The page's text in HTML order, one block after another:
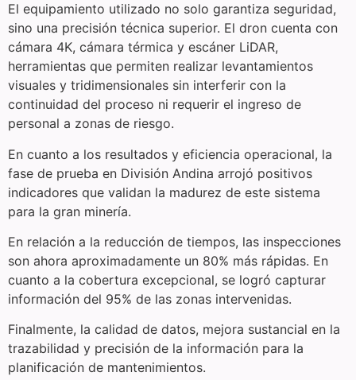
El equipamiento utilizado no solo garantiza seguridad,
sino una precisión técnica superior. El dron cuenta con
cámara 4K, cámara térmica y escáner LiDAR,
herramientas que permiten realizar levantamientos
visuales y tridimensionales sin interferir con la
continuidad del proceso ni requerir el ingreso de
personal a zonas de riesgo.
En cuanto a los resultados y eficiencia operacional, la
fase de prueba en División Andina arrojó positivos
indicadores que validan la madurez de este sistema
para la gran minería.
En relación a la reducción de tiempos, las inspecciones
son ahora aproximadamente un 80% más rápidas. En
cuanto a la cobertura excepcional, se logró capturar
información del 95% de las zonas intervenidas.
Finalmente, la calidad de datos, mejora sustancial en la
trazabilidad y precisión de la información para la
planificación de mantenimientos.